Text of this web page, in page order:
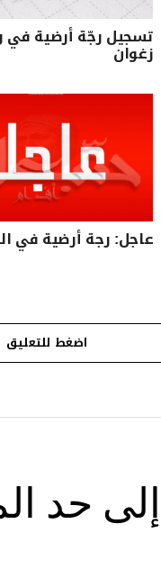
تسجيل رجّة أرضية في
زغوان
عاجل: رجة أرضية في
اضغط للتعليق
حد